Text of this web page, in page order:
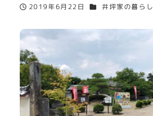
投稿日
2019年6月22日 カテゴリー
井坪家の暮らし